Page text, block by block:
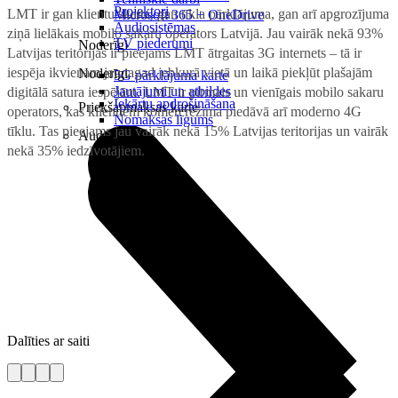
Microsoft 365 + OneDrive
Noderīgi
5G pārklājuma karte
Jautājumi un atbildes
Priekšapmaksas karte
Projektori
Audiosistēmas
TV piederumi
Noderīgi
Iekārtu apdrošināšana
Nomaksas līgums
Audio
LMT ir gan klientu skaita, gan tīkla pārklājuma, gan arī apgrozījuma
ziņā lielākais mobilo sakaru operators Latvijā. Jau vairāk nekā 93%
Latvijas teritorijas ir pieejams LMT ātrgaitas 3G internets – tā ir
iespēja ikvienam jau tagad jebkurā vietā un laikā piekļūt plašajām
digitālā satura iespējām. LMT ir pirmais un vienīgais mobilo sakaru
operators, kas klientiem komercrežīmā piedāvā arī moderno 4G
tīklu. Tas pieejams jau vairāk nekā 15% Latvijas teritorijas un vairāk
nekā 35% iedzīvotājiem.
Dalīties ar saiti